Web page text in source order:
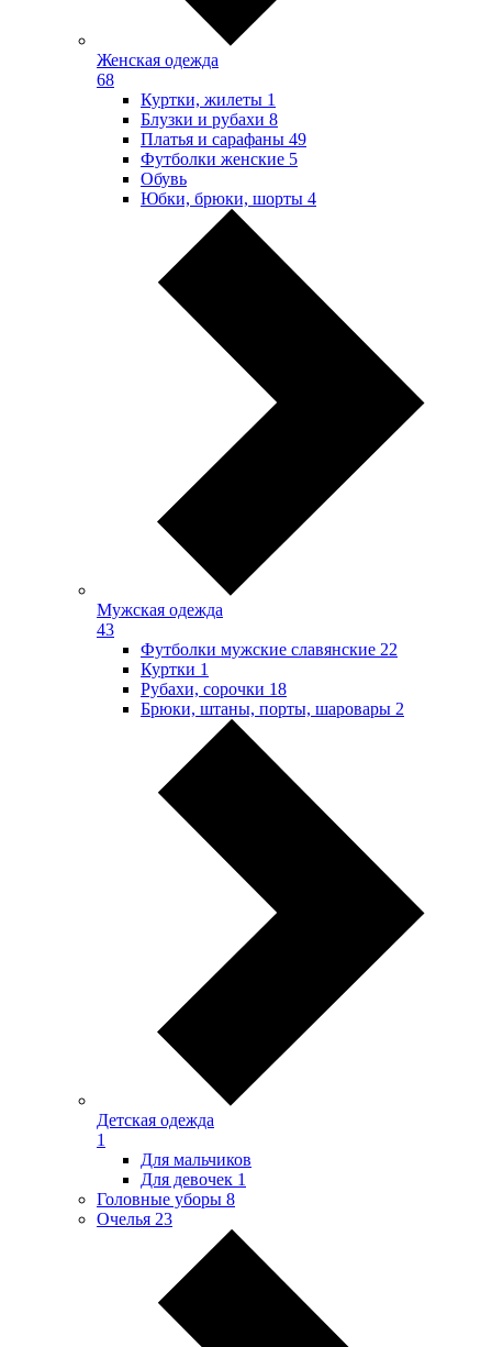
Женская одежда
68
Куртки, жилеты 1
Блузки и рубахи 8
Платья и сарафаны 49
Футболки женские 5
Обувь
Юбки, брюки, шорты 4
Мужская одежда
43
Футболки мужские славянские 22
Куртки 1
Рубахи, сорочки 18
Брюки, штаны, порты, шаровары 2
Детская одежда
1
Для мальчиков
Для девочек 1
Головные уборы 8
Очелья 23